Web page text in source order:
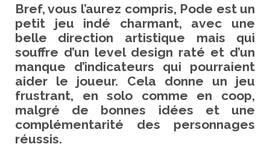
Bref, vous l’aurez compris, Pode est un
petit jeu indé charmant, avec une
belle direction artistique mais qui
souffre d’un level design raté et d’un
manque d’indicateurs qui pourraient
aider le joueur. Cela donne un jeu
frustrant, en solo comme en coop,
malgré de bonnes idées et une
complémentarité des personnages
réussis.